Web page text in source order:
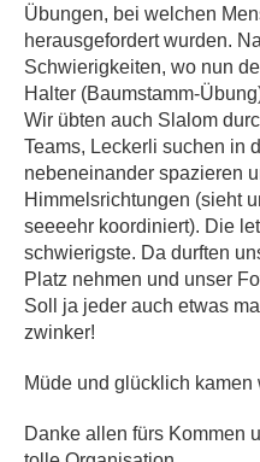
Übungen, bei welchen
herausgefordert wurden.
Schwierigkeiten, wo nun
Halter (Baumstamm-
Wir übten auch Slalom
Teams, Leckerli suchen in
nebeneinander spazieren
Himmelsrichtungen (sieht
seeeehr koordiniert). Die
schwierigste. Da durften
Platz nehmen und unser
Soll ja jeder auch etwas
zwinker!
Müde und glücklich kamen
Danke allen fürs Kommen